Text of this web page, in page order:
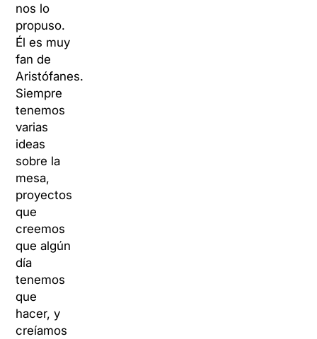
nos lo
propuso.
Él es muy
fan de
Aristófanes.
Siempre
tenemos
varias
ideas
sobre la
mesa,
proyectos
que
creemos
que algún
día
tenemos
que
hacer, y
creíamos